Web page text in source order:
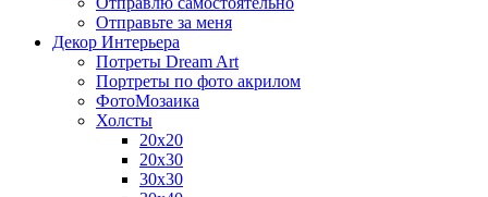
Отправьте за меня
Декор Интерьера
Потреты Dream Art
Портреты по фото акрилом
ФотоМозаика
Холсты
20х20
20х30
30х30